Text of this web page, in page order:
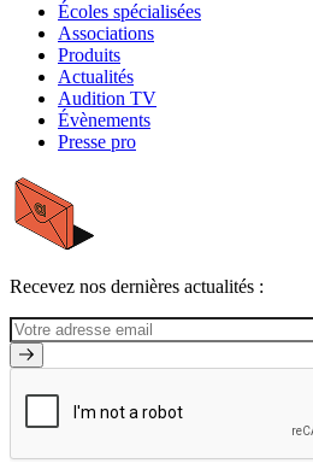
Écoles spécialisées
Associations
Produits
Actualités
Audition TV
Évènements
Presse pro
Recevez nos dernières actualités :